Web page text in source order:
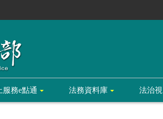
服務e點通 法務資料庫 法治